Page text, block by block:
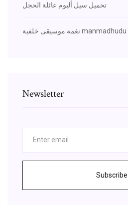
تحميل سيل ألبوم عائلة الحجل
Newsletter
Subscribe